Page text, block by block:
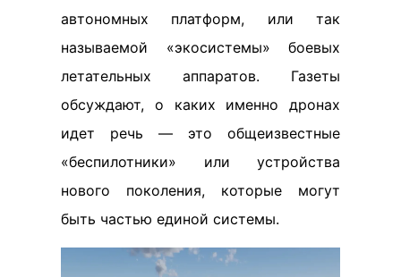
автономных платформ, или так
называемой «экосистемы» боевых
летательных аппаратов. Газеты
обсуждают, о каких именно дронах
идет речь — это общеизвестные
«беспилотники» или устройства
нового поколения, которые могут
быть частью единой системы.